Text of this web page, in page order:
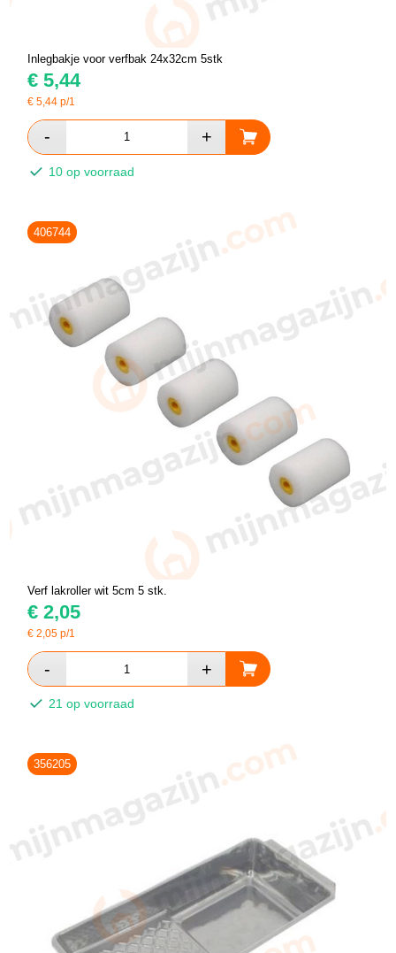
Inlegbakje voor verfbak 24x32cm 5stk
€ 5,44
€5,44 p/1
10 op voorraad
406744
Verf lakroller wit 5cm 5 stk.
€ 2,05
€2,05 p/1
21 op voorraad
356205